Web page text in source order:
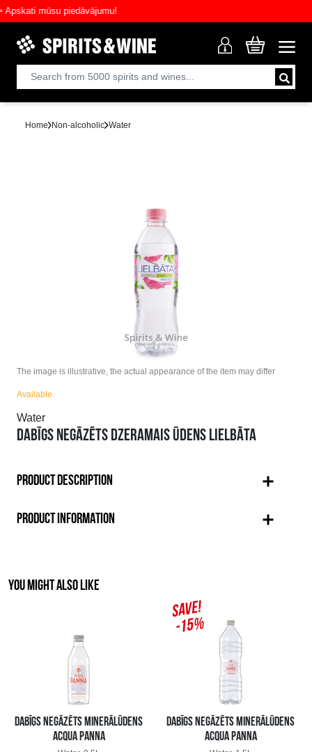
mūsu piedāvājumu!
Home Non-alcoholic Water
The image is illustrative, the actual appearance of the item may differ
Available
Water
DABĪGS NEGĀZĒTS DZERAMAIS ŪDENS LIELBĀTA
PRODUCT DESCRIPTION
PRODUCT INFORMATION
YOU MIGHT ALSO LIKE
DABĪGS NEGĀZĒTS MINERĀLŪDENS
ACQUA PANNA
SAVE!
-15%
DABĪGS NEGĀZĒTS MINERĀLŪDENS
ACQUA PANNA